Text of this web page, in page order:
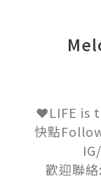
❤️LIFE is
快點
歡迎聯